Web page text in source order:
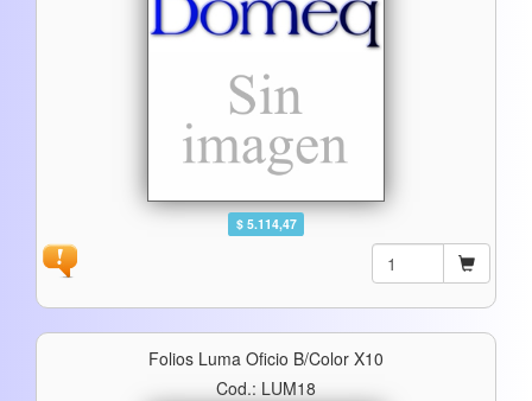
$ 5.114,47
Folios Luma Oficio B/color X10
Cod.: LUM18